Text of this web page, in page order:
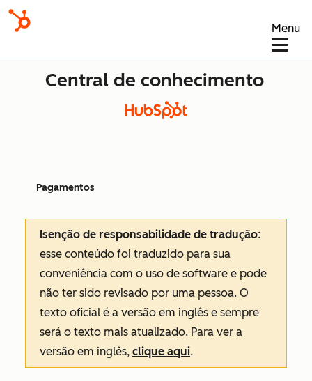
Menu
Central de conhecimento
Pagamentos
Isenção de responsabilidade de tradução:
esse conteúdo foi traduzido para sua
conveniência com o uso de software e pode
não ter sido revisado por uma pessoa. O
texto oficial é a versão em inglês e sempre
será o texto mais atualizado. Para ver a
versão em inglês, clique aqui.